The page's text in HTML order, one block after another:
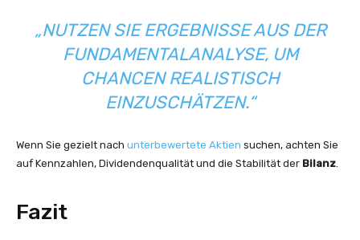
„NUTZEN SIE ERGEBNISSE AUS DER
FUNDAMENTALANALYSE, UM
CHANCEN REALISTISCH
EINZUSCHÄTZEN.“
Wenn Sie gezielt nach unterbewertete Aktien suchen, achten Sie
auf Kennzahlen, Dividendenqualität und die Stabilität der Bilanz.
Fazit